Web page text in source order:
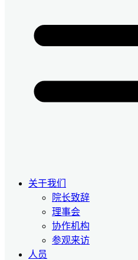
关于我们
院长致辞
理事会
协作机构
参观来访
人员